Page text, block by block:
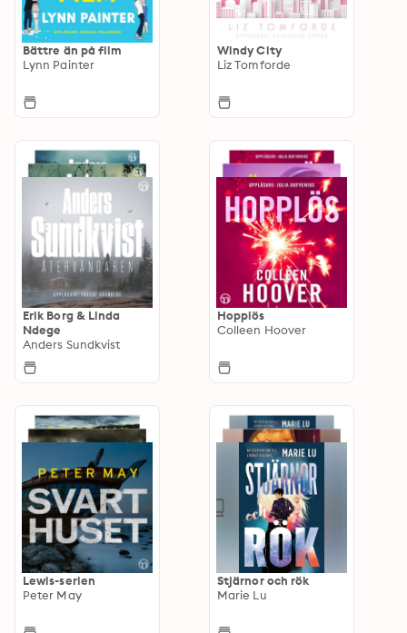
Bättre än på film
Lynn Painter
Windy City
Liz Tomforde
Erik Borg & Linda
Ndege
Anders Sundkvist
Hopplös
Colleen Hoover
Lewis-serien
Peter May
Stjärnor och rök
Marie Lu